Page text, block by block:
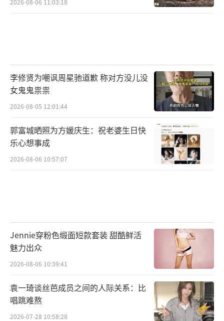
李修贤为嘲讽周星驰道歉 称对方没儿没
女鬼鬼祟祟
2026-08-05 12:01:44
郭富城晒照为方媛庆生：祝老婆生日快
乐心想事成
2026-08-06 10:57:07
Jennie穿粉色缎面短款套装 甜酷鲜活
魅力出众
2026-08-06 10:39:41
袁一琦谈丝芭成员之间的人际关系：比
唱跳难熬
2026-07-28 10:58:28